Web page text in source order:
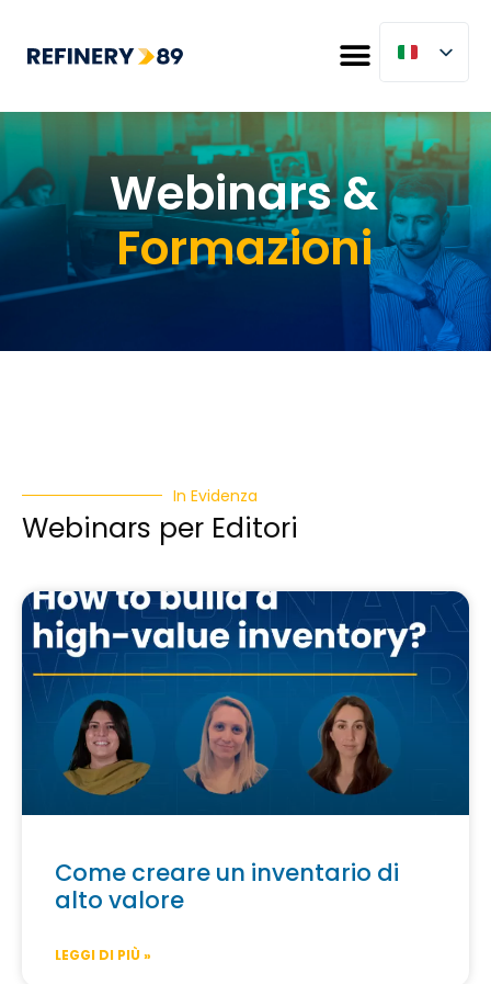
Webinars &
Formazioni
In Evidenza
Webinars per Editori
Come creare un inventario di
alto valore
LEGGI DI PIÙ »